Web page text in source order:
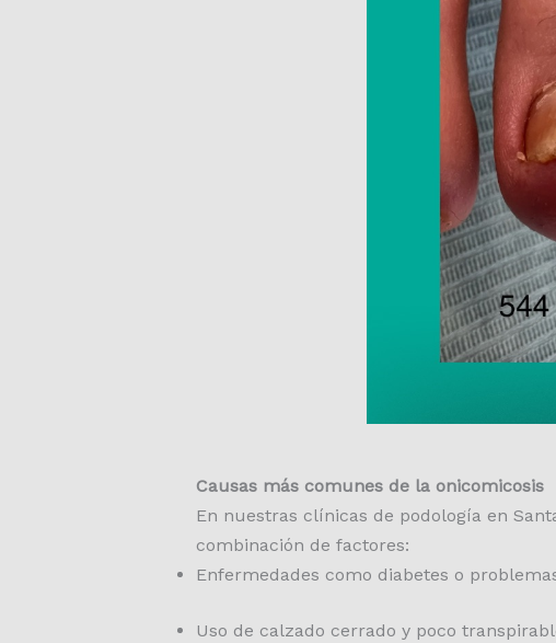
Causas más comunes de la onicomicosis
En nuestras clínicas de podología en
combinación de factores:
Enfermedades como diabetes o
Uso de calzado cerrado y poco